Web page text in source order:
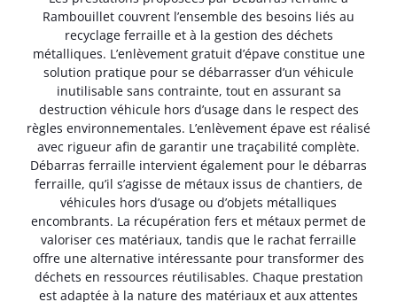
Rambouillet couvrent l’ensemble des besoins liés au
recyclage ferraille et à la gestion des déchets
métalliques. L’enlèvement gratuit d’épave constitue une
solution pratique pour se débarrasser d’un véhicule
inutilisable sans contrainte, tout en assurant sa
destruction véhicule hors d’usage dans le respect des
règles environnementales. L’enlèvement épave est réalisé
avec rigueur afin de garantir une traçabilité complète.
Débarras ferraille intervient également pour le débarras
ferraille, qu’il s’agisse de métaux issus de chantiers, de
véhicules hors d’usage ou d’objets métalliques
encombrants. La récupération fers et métaux permet de
valoriser ces matériaux, tandis que le rachat ferraille
offre une alternative intéressante pour transformer des
déchets en ressources réutilisables. Chaque prestation
est adaptée à la nature des matériaux et aux attentes